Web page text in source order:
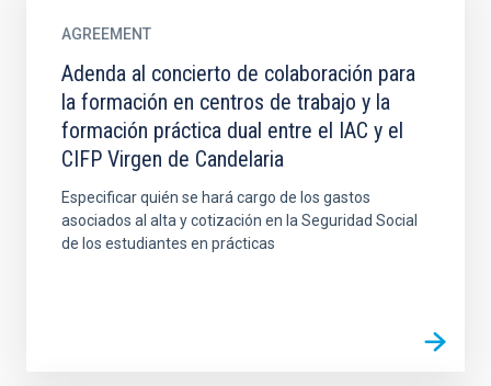
AGREEMENT
Adenda al concierto de colaboración para
la formación en centros de trabajo y la
formación práctica dual entre el IAC y el
CIFP Virgen de Candelaria
Especificar quién se hará cargo de los gastos
asociados al alta y cotización en la Seguridad Social
de los estudiantes en prácticas